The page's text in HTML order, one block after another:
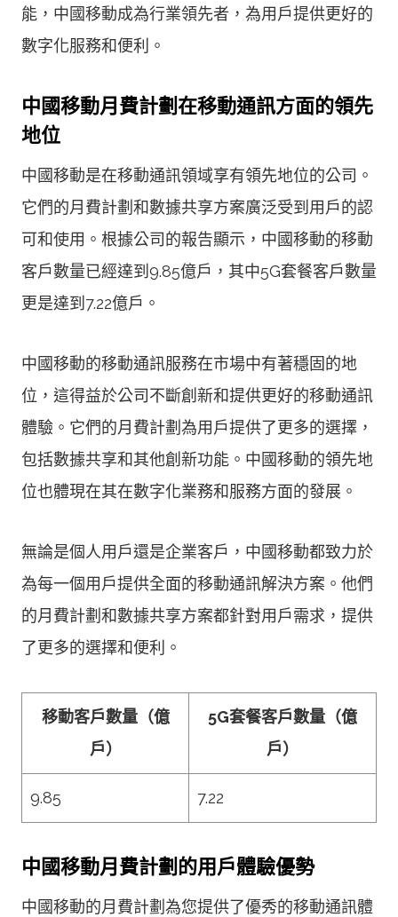
能，中國移動成為行業領先者，為用戶提供更好的
數字化服務和便利。
中國移動月費計劃在移動通訊方面的領先
地位
中國移動是在移動通訊領域享有領先地位的公司。
它們的月費計劃和數據共享方案廣泛受到用戶的認
可和使用。根據公司的報告顯示，中國移動的移動
客戶數量已經達到9.85億戶，其中5G套餐客戶數量
更是達到7.22億戶。
中國移動的移動通訊服務在市場中有著穩固的地
位，這得益於公司不斷創新和提供更好的移動通訊
體驗。它們的月費計劃為用戶提供了更多的選擇，
包括數據共享和其他創新功能。中國移動的領先地
位也體現在其在數字化業務和服務方面的發展。
無論是個人用戶還是企業客戶，中國移動都致力於
為每一個用戶提供全面的移動通訊解決方案。他們
的月費計劃和數據共享方案都針對用戶需求，提供
了更多的選擇和便利。
移動客戶數量（億
戶）
5G套餐客戶數量（億
戶）
9.85 7.22
中國移動月費計劃的用戶體驗優勢
中國移動的月費計劃為您提供了優秀的移動通訊體